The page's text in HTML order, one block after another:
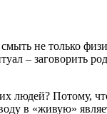
не только
– заговорить
людей? Потому,
в «живую»